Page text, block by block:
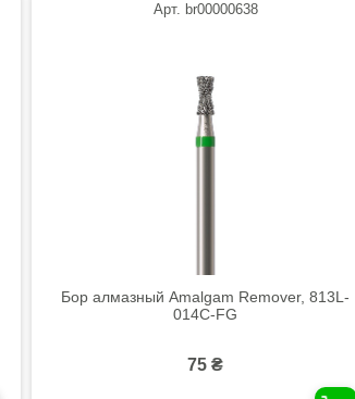
Арт. br00000638
Бор алмазный Amalgam Remover, 813L-
014C-FG
75 ₴